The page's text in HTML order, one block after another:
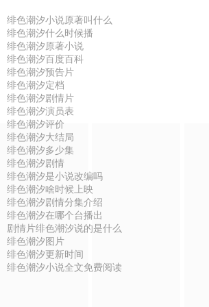
绯色潮汐小说原著叫什么
绯色潮汐什么时候播
绯色潮汐原著小说
绯色潮汐百度百科
绯色潮汐预告片
绯色潮汐定档
绯色潮汐剧情片
绯色潮汐演员表
绯色潮汐评价
绯色潮汐大结局
绯色潮汐多少集
绯色潮汐剧情
绯色潮汐是小说改编吗
绯色潮汐啥时候上映
绯色潮汐剧情分集介绍
绯色潮汐在哪个台播出
剧情片绯色潮汐说的是什么
绯色潮汐图片
绯色潮汐更新时间
绯色潮汐小说全文免费阅读